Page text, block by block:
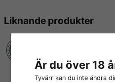
Liknande produkter
Vi på E-liquids kan inte annat
Shootiz högsta betyg gång på
varje gång de skapar en ny
gör någon besviken.
Är du över 18
Tyvärr kan du inte ändra